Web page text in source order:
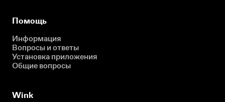
Помощь
Информация
Вопросы и ответы
Установка приложения
Общие вопросы
Wink